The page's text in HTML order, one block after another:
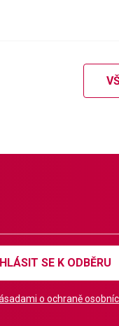
SE K ODBĚRU
o ochraně